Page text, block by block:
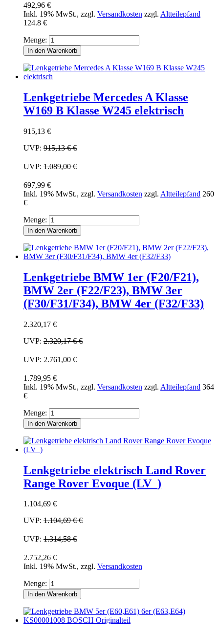
492,96 €
Inkl. 19% MwSt., zzgl. Versandkosten zzgl. Altteilepfand
124.8 €
Menge:
In den Warenkorb
Lenkgetriebe Mercedes A Klasse
W169 B Klasse W245 elektrisch
915,13 €
UVP: 915,13 €€
UVP: 1.089,00 €
697,99 €
Inkl. 19% MwSt., zzgl. Versandkosten zzgl. Altteilepfand 260
€
Menge:
In den Warenkorb
Lenkgetriebe BMW 1er (F20/F21),
BMW 2er (F22/F23), BMW 3er
(F30/F31/F34), BMW 4er (F32/F33)
2.320,17 €
UVP: 2.320,17 €€
UVP: 2.761,00 €
1.789,95 €
Inkl. 19% MwSt., zzgl. Versandkosten zzgl. Altteilepfand 364
€
Menge:
In den Warenkorb
Lenkgetriebe elektrisch Land Rover
Range Rover Evoque (LV_)
1.104,69 €
UVP: 1.104,69 €€
UVP: 1.314,58 €
2.752,26 €
Inkl. 19% MwSt., zzgl. Versandkosten
Menge:
In den Warenkorb